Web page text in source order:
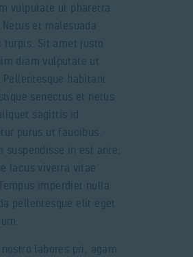
vulputate ut pharetra
et malesuada
turpis. Sit amet justo
diam vulputate ut
Pellentesque habitant
senectus et netus
sagittis id
purus ut faucibus.
suspendisse in est ante.
lacus viverra vitae
imperdiet nulla
pellentesque elit eget
nostro labores pri, agam